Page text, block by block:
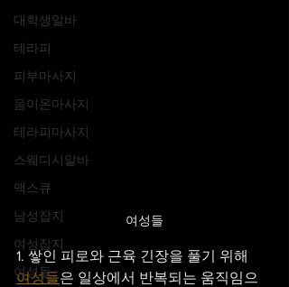
대학생알바
테라피
피부마사지
음이온마사지
테라피마사지
스웨디시알바
맥스큐
남성잡지
여성잡지
여성들
여성들
1. 쌓인 피로와 근육 긴장을 풀기 위해
여성들은 일상에서 반복되는 움직임으